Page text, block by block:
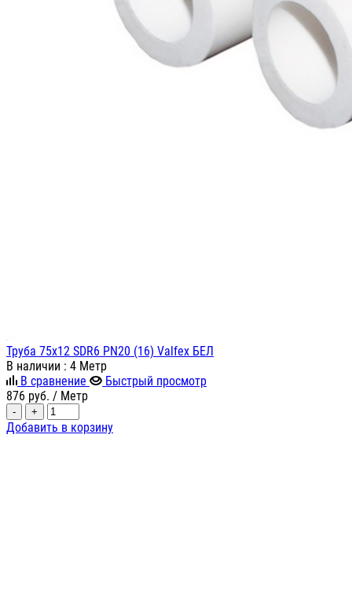
Труба 75х12 SDR6 PN20 (16) Valfex БЕЛ
В наличии : 4 Метр
В сравнение
Быстрый просмотр
876 руб. / Метр
- +
Добавить в корзину